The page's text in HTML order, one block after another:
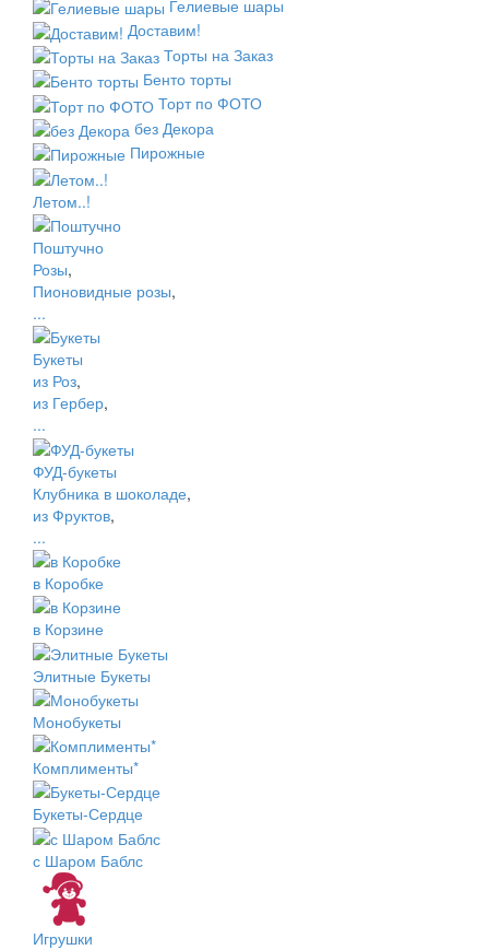
Гелиевые шары
Доставим!
Торты на Заказ
Бенто торты
Торт по ФОТО
без Декора
Пирожные
Летом..!
Поштучно
Розы,
Пионовидные розы,
...
Букеты
из Роз,
из Гербер,
...
ФУД-букеты
Клубника в шоколаде,
из Фруктов,
...
в Коробке
в Корзине
Элитные Букеты
Монобукеты
Комплименты*
Букеты-Сердце
с Шаром Баблс
Игрушки